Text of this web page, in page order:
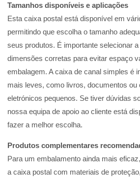
Tamanhos disponíveis e aplicações
Esta caixa postal está disponível em
permitindo que escolha o tamanho
seus produtos. É importante selecionar
dimensões corretas para evitar espaço
embalagem. A caixa de canal simples é
mais leves, como livros, documentos ou
eletrónicos pequenos. Se tiver dúvidas
nossa equipa de apoio ao cliente está
fazer a melhor escolha.
Produtos complementares
Para um embalamento ainda mais
a caixa postal com materiais de